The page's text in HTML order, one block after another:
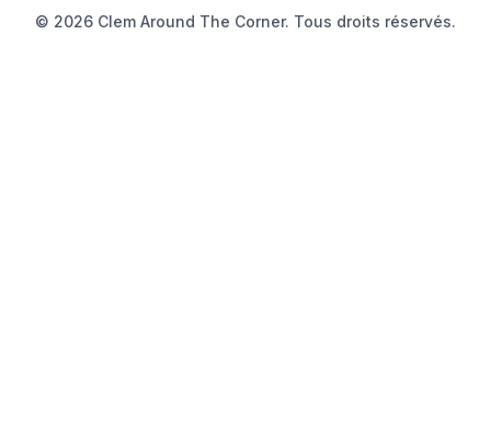
© 2026 Clem Around The Corner. Tous droits réservés.